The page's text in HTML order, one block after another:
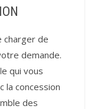
charger de
demande.
qui vous
la concession
des